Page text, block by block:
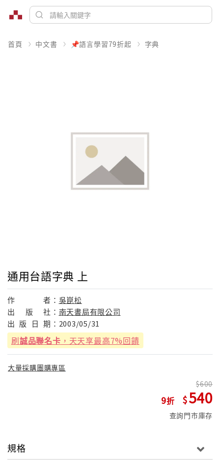
首頁 中文書 📌語言學習79折起 字典
通用台語字典 上
作 者： 吳崑松
出
版 社： 南天書局有限公司
出 版 日 期： 2003/05/31
刷誠品聯名卡 ，天天享最高7%回饋
大量採購團購專區
9
600
540
查詢門市庫存
規格